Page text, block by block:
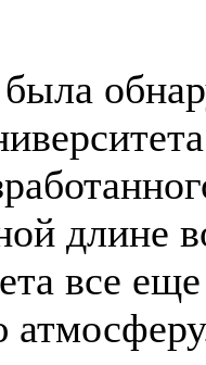
длине
все